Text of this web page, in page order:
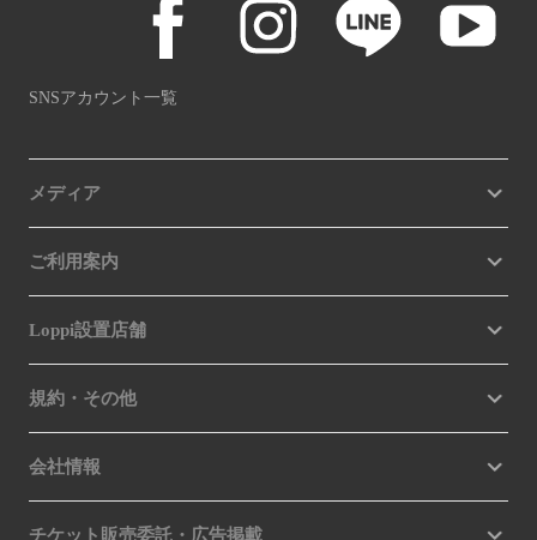
SNSアカウント一覧
メディア
ご利用案内
Loppi設置店舗
規約・その他
会社情報
チケット販売委託・広告掲載